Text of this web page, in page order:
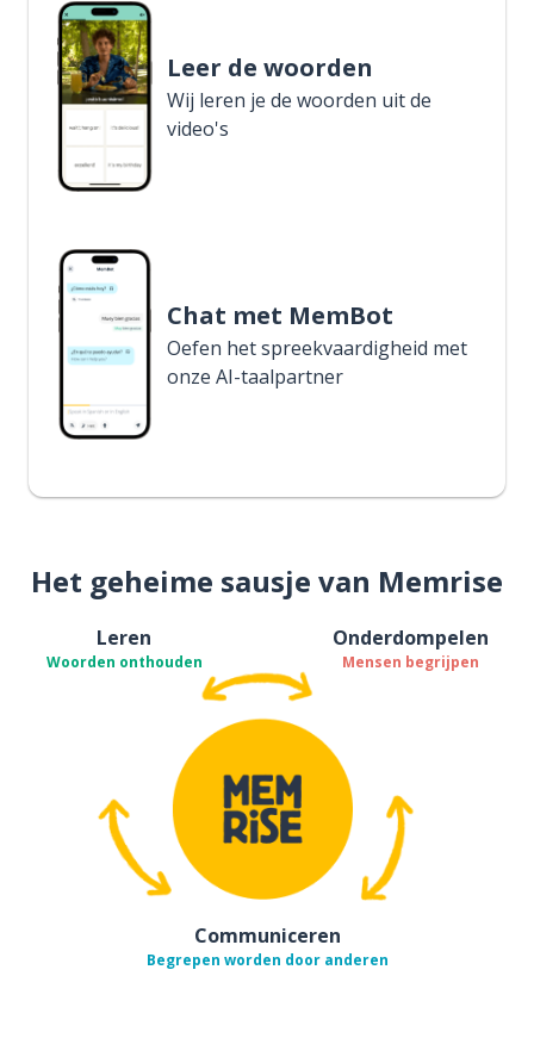
Leer de woorden
Wij leren je de woorden uit de
video's
Chat met MemBot
Oefen het spreekvaardigheid met
onze AI-taalpartner
Het geheime sausje van Memrise
Leren
Woorden onthouden
Onderdompelen
Mensen begrijpen
Communiceren
Begrepen worden door anderen